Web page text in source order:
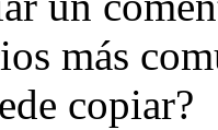
más
copiar?